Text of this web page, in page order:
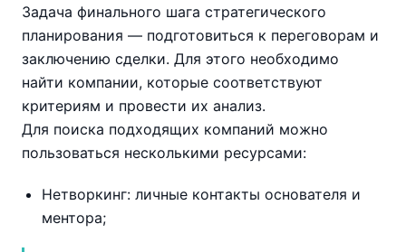
Задача финального шага стратегического
планирования — подготовиться к переговорам и
заключению сделки. Для этого необходимо
найти компании, которые соответствуют
критериям и провести их анализ.
Для поиска подходящих компаний можно
пользоваться несколькими ресурсами:
Нетворкинг: личные контакты основателя и
ментора;